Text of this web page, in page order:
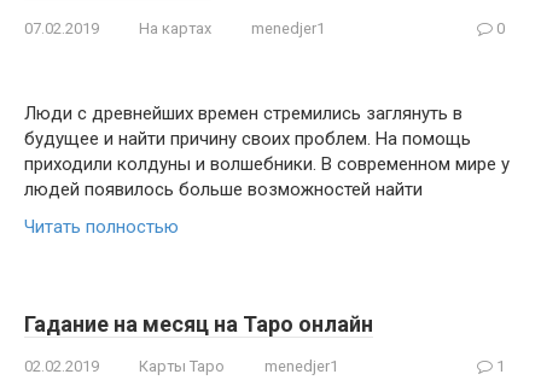
07.02.2019 На картах menedjer1 0
Люди с древнейших времен стремились заглянуть в
будущее и найти причину своих проблем. На помощь
приходили колдуны и волшебники. В современном мире у
людей появилось больше возможностей найти
Читать полностью
Гадание на месяц на Таро онлайн
02.02.2019 Карты Таро menedjer1 1